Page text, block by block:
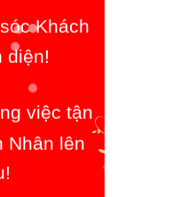
việc tận
lên